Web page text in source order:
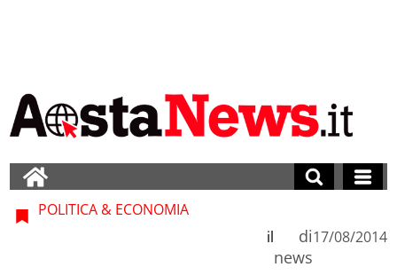
POLITICA & ECONOMIA
di
news
il 17/08/2014